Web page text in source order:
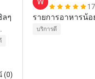
ลๆ
(0)
รายการอาหารน้
บริการดี